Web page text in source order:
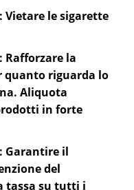
Vietare le sigarette
Rafforzare la
quanto riguarda lo
Aliquota
in forte
Garantire il
del
tassa su tutti i